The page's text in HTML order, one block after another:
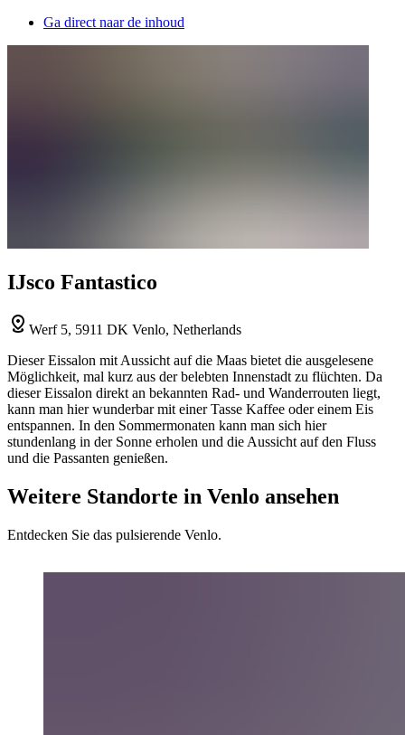
Ga direct naar de inhoud
IJsco Fantastico
Werf 5, 5911 DK Venlo, Netherlands
Dieser Eissalon mit Aussicht auf die Maas bietet die ausgelesene
Möglichkeit, mal kurz aus der belebten Innenstadt zu flüchten. Da
dieser Eissalon direkt an bekannten Rad- und Wanderrouten liegt,
kann man hier wunderbar mit einer Tasse Kaffee oder einem Eis
entspannen. In den Sommermonaten kann man sich hier
stundenlang in der Sonne erholen und die Aussicht auf den Fluss
und die Passanten genießen.
Weitere Standorte in Venlo ansehen
Entdecken Sie das pulsierende Venlo.